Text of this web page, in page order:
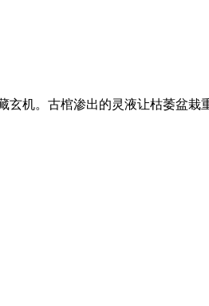
机。古棺渗出的灵液让枯萎盆